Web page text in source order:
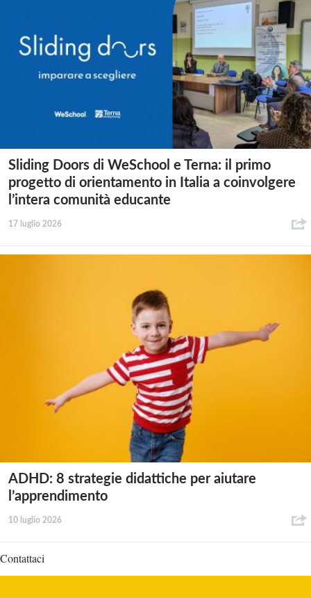
Sliding Doors di WeSchool e Terna: il primo
progetto di orientamento in Italia a coinvolgere
l’intera comunità educante
17 luglio 2026
ADHD: 8 strategie didattiche per aiutare
l’apprendimento
10 luglio 2026
Contattaci